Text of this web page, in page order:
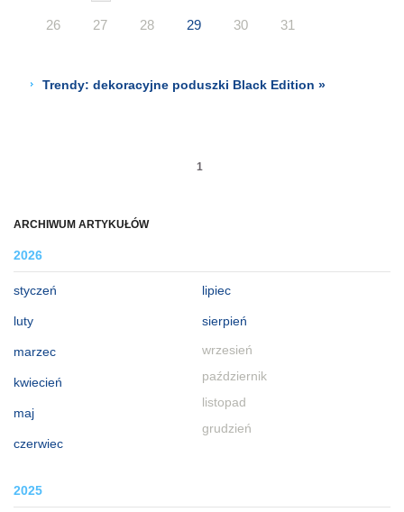
ARCHIWUM ARTYKUŁÓW
2026
styczeń
luty
marzec
kwiecień
maj
czerwiec
lipiec
sierpień
wrzesień
październik
listopad
grudzień
2025
26 27 28 29 30 31
Trendy: dekoracyjne poduszki Black Edition »
1